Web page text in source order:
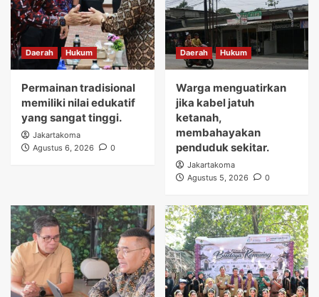
Daerah Hukum
Permainan tradisional
memiliki nilai edukatif
yang sangat tinggi.
Jakartakoma
Agustus 6, 2026
0
Daerah Hukum
Warga menguatirkan
jika kabel jatuh
ketanah,
membahayakan
penduduk sekitar.
Jakartakoma
Agustus 5, 2026
0